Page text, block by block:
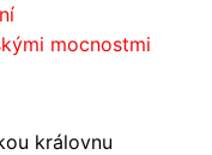
mocnostmi
královnu